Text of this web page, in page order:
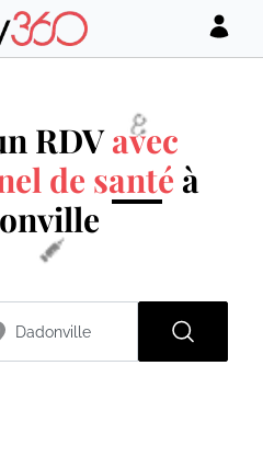
RDVavec
de santé à